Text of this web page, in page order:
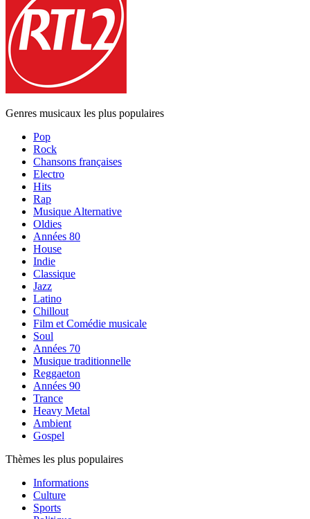
Genres musicaux les plus populaires
Pop
Rock
Chansons françaises
Electro
Hits
Rap
Musique Alternative
Oldies
Années 80
House
Indie
Classique
Jazz
Latino
Chillout
Film et Comédie musicale
Soul
Années 70
Musique traditionnelle
Reggaeton
Années 90
Trance
Heavy Metal
Ambient
Gospel
Thèmes les plus populaires
Informations
Culture
Sports